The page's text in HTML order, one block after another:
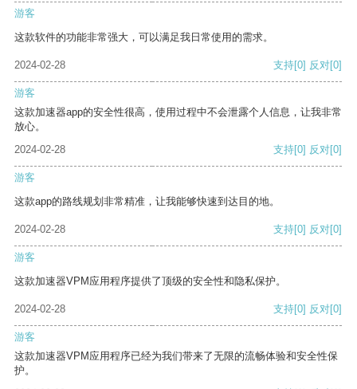
游客
这款软件的功能非常强大，可以满足我日常使用的需求。
2024-02-28 支持[0] 反对[0]
游客
这款加速器app的安全性很高，使用过程中不会泄露个人信息，让我非常
放心。
2024-02-28
支持[0] 反对[0]
游客
这款app的路线规划非常精准，让我能够快速到达目的地。
2024-02-28 支持[0] 反对[0]
游客
这款加速器VPM应用程序提供了顶级的安全性和隐私保护。
2024-02-28 支持[0] 反对[0]
游客
这款加速器VPM应用程序已经为我们带来了无限的流畅体验和安全性保
护。